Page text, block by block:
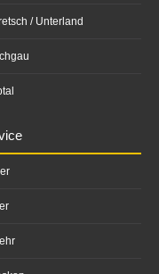
/ Unterland